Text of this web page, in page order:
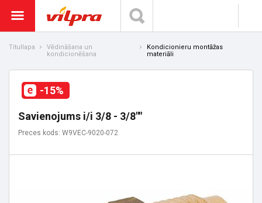
Titullapa
Vēdināšana un
kondicionēšana
Kondicionieru montāžas
materiāli
-15%
Savienojums i/i 3/8 - 3/8""
Preces kods: W9VEC-9020-072